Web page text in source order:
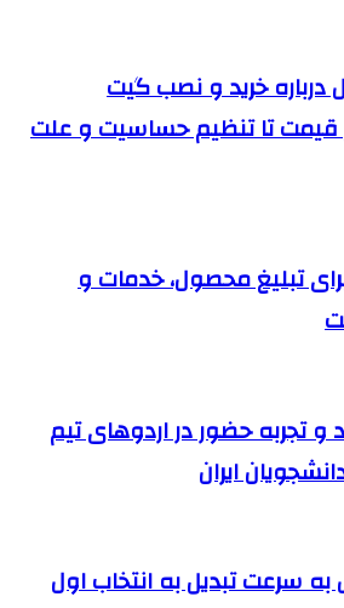
درباره خرید و نصب گیت
قیمت تا تنظیم حساسیت و علت
تبلیغ محصول، خدمات و
تجربه حضور در اردوهای تیم
ایران
به ‌سرعت تبدیل به انتخاب اول